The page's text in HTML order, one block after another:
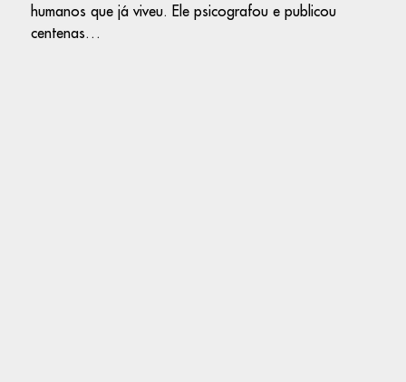
humanos que já viveu. Ele psicografou e publicou
centenas…